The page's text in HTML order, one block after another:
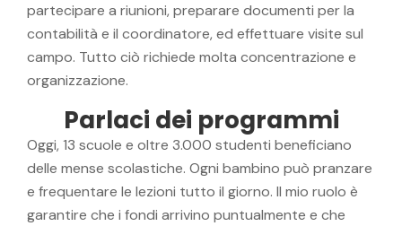
partecipare a riunioni, preparare documenti per la
contabilità e il coordinatore, ed effettuare visite sul
campo. Tutto ciò richiede molta concentrazione e
organizzazione.
Parlaci dei programmi
Oggi, 13 scuole e oltre 3.000 studenti beneficiano
delle mense scolastiche. Ogni bambino può pranzare
e frequentare le lezioni tutto il giorno. Il mio ruolo è
garantire che i fondi arrivino puntualmente e che